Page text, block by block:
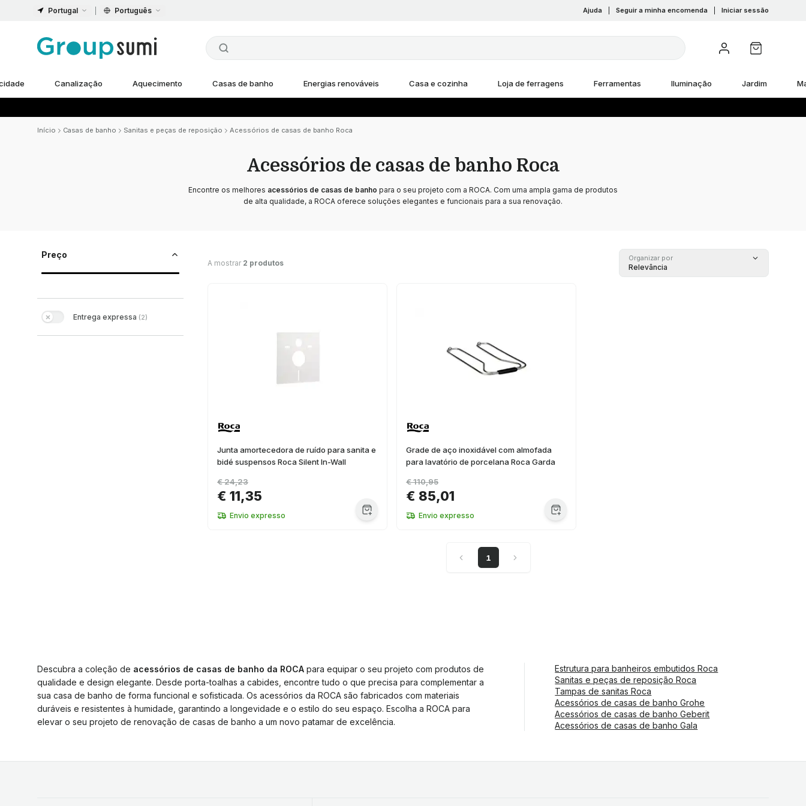
Portugal Português Ajuda Seguir a minha encomenda Iniciar sessão
Canalização Aquecimento Casas de banho Energias renováveis Casa e cozinha Loja de ferragens Ferramentas Iluminação Jardim
Início Casas de banho Sanitas e peças de reposição Acessórios de casas de banho Roca
Acessórios de casas de banho Roca
Encontre os melhores acessórios de casas de banho para o seu projeto com a ROCA. Com uma ampla gama de produtos
de alta qualidade, a ROCA oferece soluções elegantes e funcionais para a sua renovação.
Preço
Entrega expressa (2)
A mostrar 2 produtos
Organizar por
Relevância
Junta amortecedora de ruído para sanita e
bidé suspensos Roca Silent In-Wall
€ 11,35
€ 24,23
Envio expresso
Grade de aço inoxidável com almofada
para lavatório de porcelana Roca Garda
€ 85,01
€ 110,95
Envio expresso
1
Descubra a coleção de acessórios de casas de banho da ROCA para equipar o seu projeto com produtos de
qualidade e design elegante. Desde porta-toalhas a cabides, encontre tudo o que precisa para complementar a
sua casa de banho de forma funcional e sofisticada. Os acessórios da ROCA são fabricados com materiais
duráveis e resistentes à humidade, garantindo a longevidade e o estilo do seu espaço. Escolha a ROCA para
elevar o seu projeto de renovação de casas de banho a um novo patamar de excelência.
Estrutura para banheiros embutidos Roca
Sanitas e peças de reposição Roca
Tampas de sanitas Roca
Acessórios de casas de banho Grohe
Acessórios de casas de banho Geberit
Acessórios de casas de banho Gala